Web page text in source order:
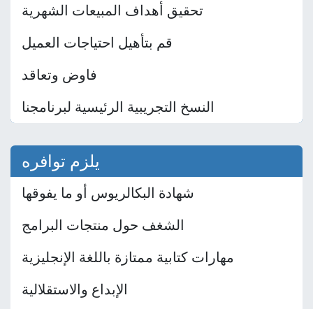
تحقيق أهداف المبيعات الشهرية
قم بتأهيل احتياجات العميل
فاوض وتعاقد
النسخ التجريبية الرئيسية لبرنامجنا
يلزم توافره
شهادة البكالريوس أو ما يفوقها
الشغف حول منتجات البرامج
مهارات كتابية ممتازة باللغة الإنجليزية
الإبداع والاستقلالية